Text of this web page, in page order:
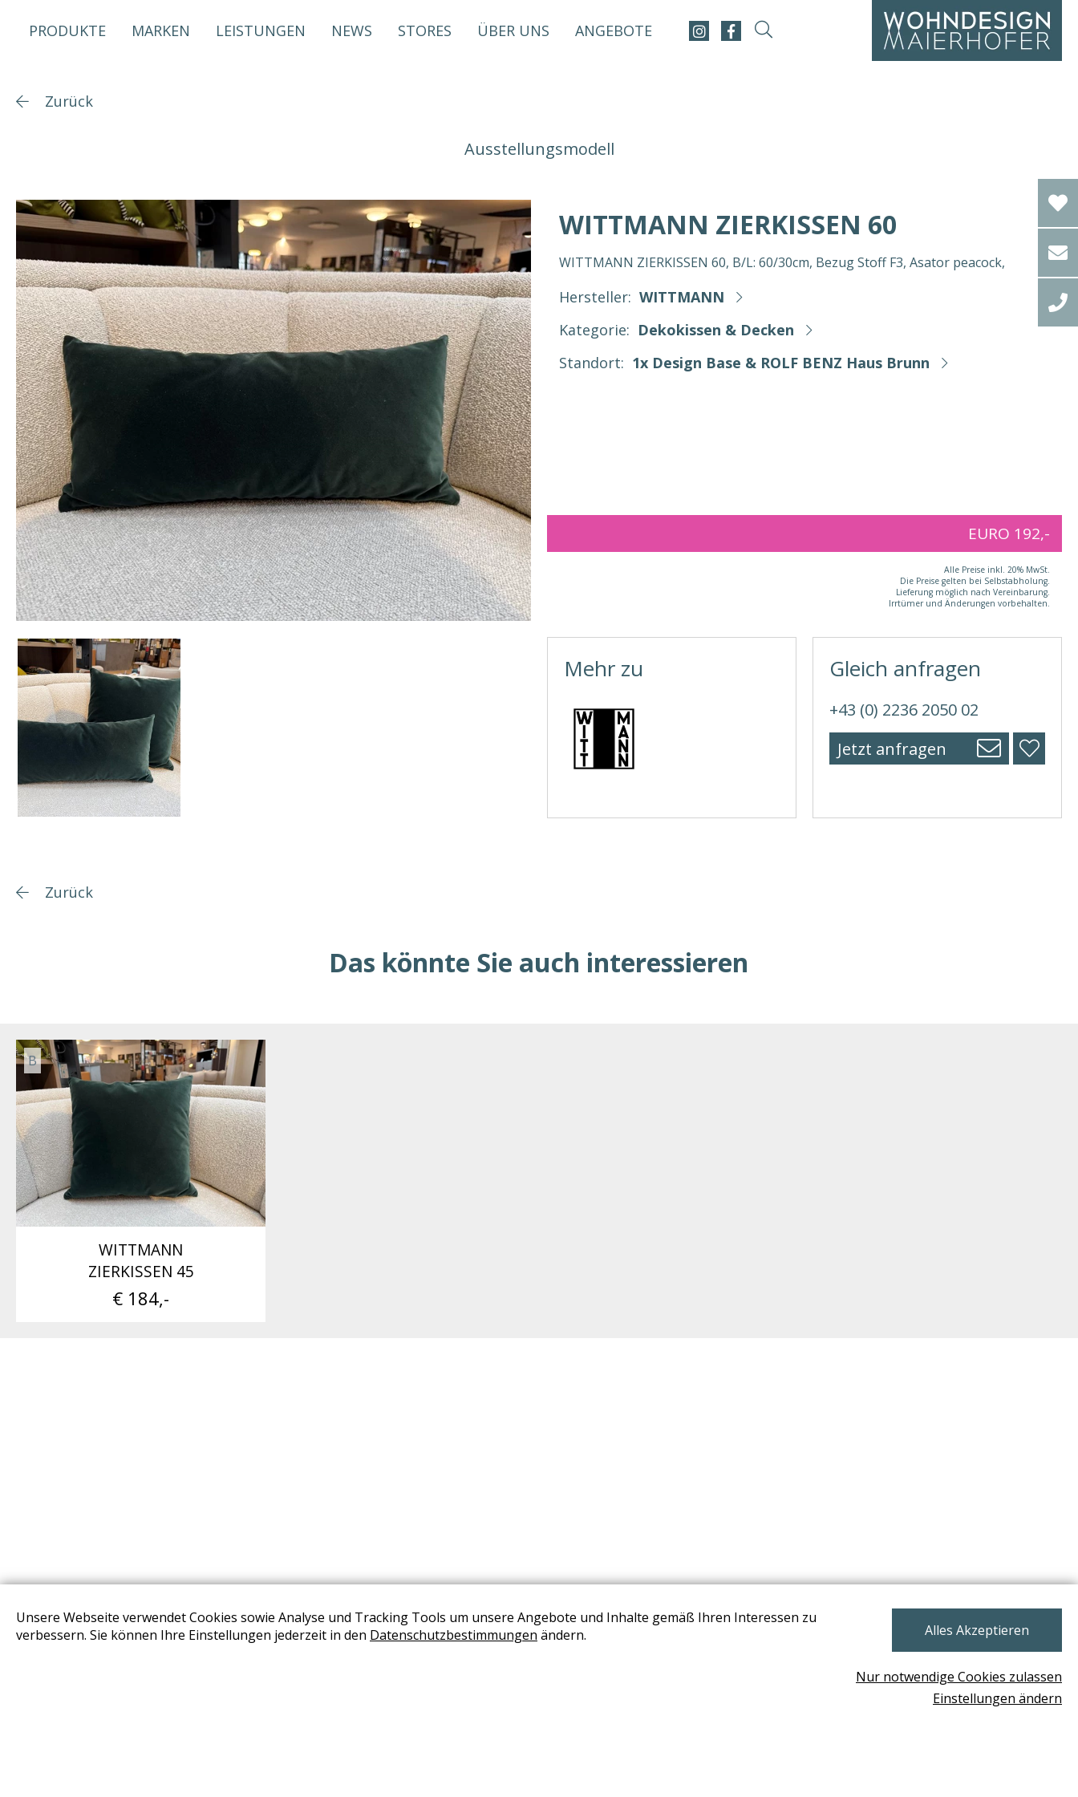
Unsere Webseite verwendet Cookies sowie Analyse und Tracking Tools um unsere Angebote und Inhalte gemäß Ihren Interessen zu
verbessern. Sie können Ihre Einstellungen jederzeit in den Datenschutzbestimmungen ändern. Alles Akzeptieren
Nur notwendige Cookies zulassen
Einstellungen ändern
PRODUKTE MARKEN LEISTUNGEN NEWS STORES ÜBER UNS ANGEBOTE
Zurück
Ausstellungsmodell
WITTMANN ZIERKISSEN 60
WITTMANN ZIERKISSEN 60, B/L: 60/30cm, Bezug Stoff F3, Asator peacock,
Hersteller: WITTMANN
Kategorie: Dekokissen & Decken
Standort: 1x Design Base & ROLF BENZ Haus Brunn
EURO 192,-
Alle Preise inkl. 20% MwSt.
Die Preise gelten bei Selbstabholung.
Lieferung möglich nach Vereinbarung.
Irrtümer und Änderungen vorbehalten.
Mehr zu Gleich anfragen
+43 (0) 2236 2050 02
Jetzt anfragen
Zurück
Das könnte Sie auch interessieren
B
WITTMANN
ZIERKISSEN 45
€ 184,-
STORES BERATUNG VEREINBAREN